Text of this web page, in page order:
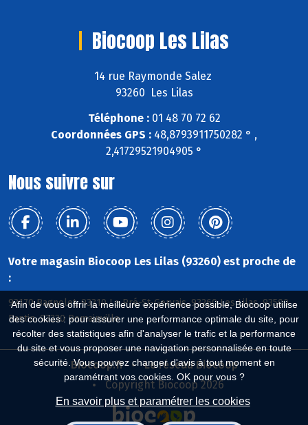
Afin de vous offrir la meilleure expérience possible, Biocoop utilise
des cookies : pour assurer une performance optimale du site, pour
récolter des statistiques afin d'analyser le trafic et la performance
du site et vous proposer une navigation personnalisée en toute
sécurité. Vous pouvez changer d'avis à tout moment en
paramétrant vos cookies. OK pour vous ?
En savoir plus et paramétrer les cookies
Biocoop Les Lilas
14 rue Raymonde Salez
93260 Les Lilas
Téléphone :01 48 70 72 62
Coordonnées GPS : 48,8793911750282 ° ,
2,41729521904905 °
Nous suivre sur
Votre magasin Biocoop Les Lilas (93260) est proche de
:
93170 Bagnolet, 93310 Le Pré-St-Gervais, 93260 Les Lilas, 93500
Pantin, 93230 Romainville
Biocoop.fr
Le réseau Biocoop
Copyright Biocoop 2026